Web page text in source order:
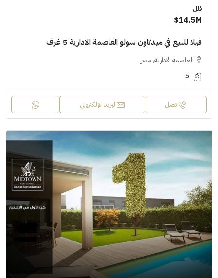
فلل
14.5M$
فيلا للبيع في ميدتاون سولو العاصمة الادارية 5 غرف
العاصمة الادارية, مصر
5
اتصل البريد الإلكتروني